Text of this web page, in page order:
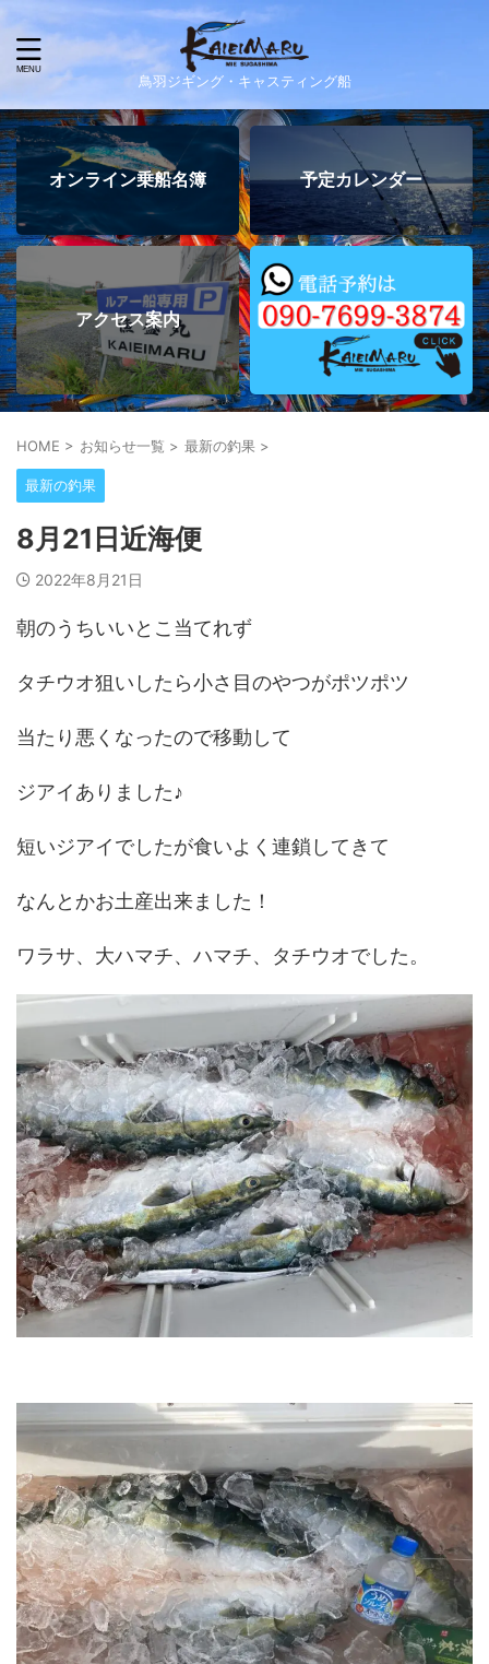
鳥羽ジギング・キャスティング船
オンライン乗船名簿 予定カレンダー
アクセス案内
HOME > お知らせ一覧 > 最新の釣果 >
最新の釣果
8月21日近海便
2022年8月21日
朝のうちいいとこ当てれず
タチウオ狙いしたら小さ目のやつがポツポツ
当たり悪くなったので移動して
ジアイありました♪
短いジアイでしたが食いよく連鎖してきて
なんとかお土産出来ました！
ワラサ、大ハマチ、ハマチ、タチウオでした。